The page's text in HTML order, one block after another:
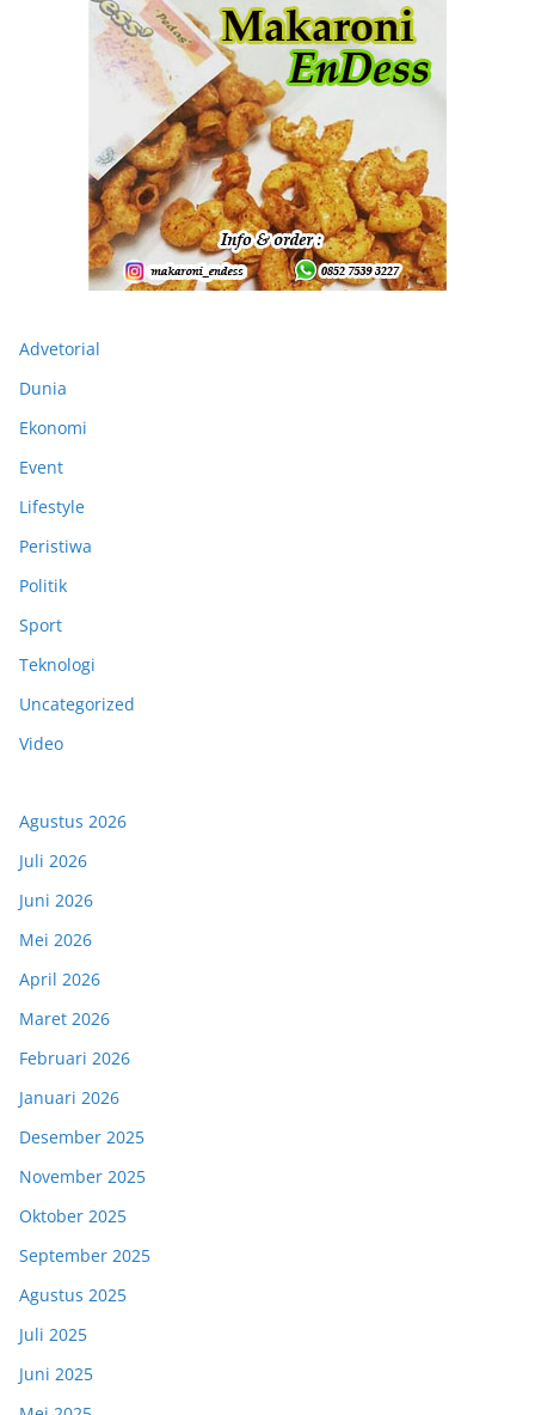
Advetorial
Dunia
Ekonomi
Event
Lifestyle
Peristiwa
Politik
Sport
Teknologi
Uncategorized
Video
Agustus 2026
Juli 2026
Juni 2026
Mei 2026
April 2026
Maret 2026
Februari 2026
Januari 2026
Desember 2025
November 2025
Oktober 2025
September 2025
Agustus 2025
Juli 2025
Juni 2025